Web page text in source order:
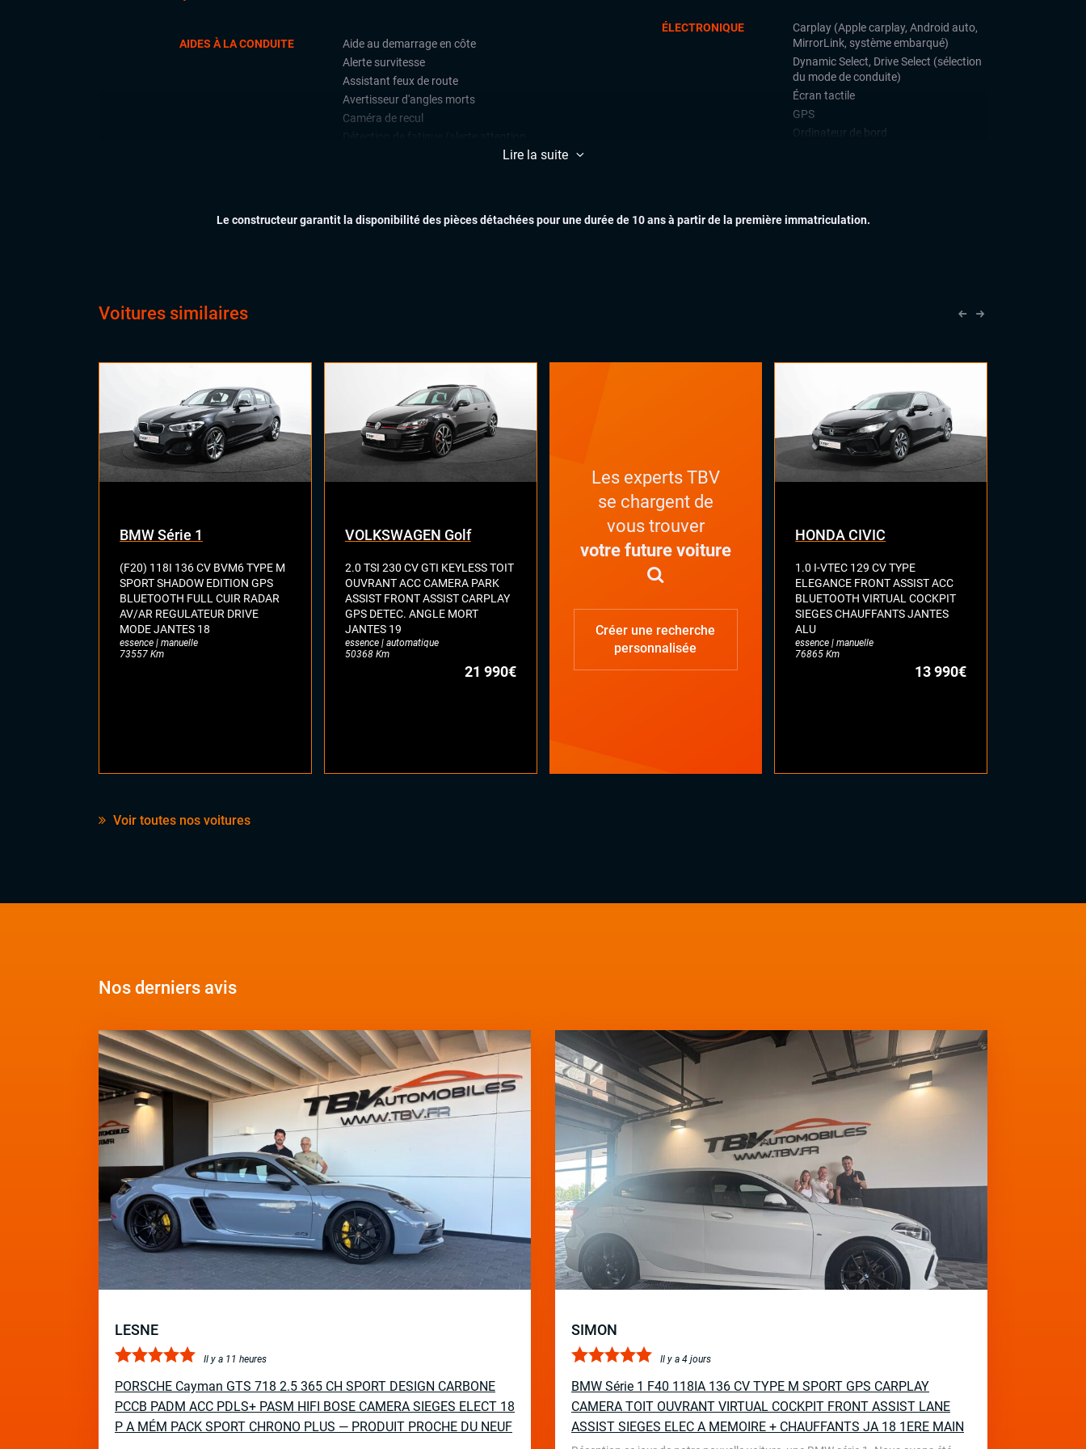
AIDES À LA CONDUITE
Aide au demarrage en côte
Alerte survitesse
Assistant feux de route
Avertisseur d'angles morts
Caméra de recul
arrière
Sièges électriques à mémoire
Virtual cockpit (live cockpit, compteur
digital)
Volant multifonctions
ÉLECTRONIQUE
Carplay (Apple carplay, Android auto,
MirrorLink, système embarqué)
Dynamic Select, Drive Select (sélection
du mode de conduite)
Écran tactile
GPS
Ordinateur de bord
Palettes au volant
Rétroviseur intérieur jour/nuit
automatique
Rétroviseurs électriques
Lire la suite
Le constructeur garantit la disponibilité des pièces détachées pour une durée de 10 ans à partir de la première immatriculation.
Voitures similaires
BMW Série 1
(F20) 118I 136 CV BVM6 TYPE M
SPORT SHADOW EDITION GPS
BLUETOOTH FULL CUIR RADAR
AV/AR REGULATEUR DRIVE
MODE JANTES 18
essence | manuelle
73557 Km
VOLKSWAGEN Golf
2.0 TSI 230 CV GTI KEYLESS TOIT
OUVRANT ACC CAMERA PARK
ASSIST FRONT ASSIST CARPLAY
GPS DETEC. ANGLE MORT
JANTES 19
essence | automatique
50368 Km
21 990€
Les experts TBV
se chargent de
vous trouver
votre future voiture
Créer une recherche
personnalisée
HONDA CIVIC
1.0 I-VTEC 129 CV TYPE
ELEGANCE FRONT ASSIST ACC
BLUETOOTH VIRTUAL COCKPIT
SIEGES CHAUFFANTS JANTES
ALU
essence | manuelle
76865 Km
13 990€
Voir toutes nos voitures
Nos derniers avis
LESNE
Il y a 11 heures
PORSCHE Cayman GTS 718 2.5 365 CH SPORT DESIGN CARBONE
PCCB PADM ACC PDLS+ PASM HIFI BOSE CAMERA SIEGES ELECT 18
P A MÉM PACK SPORT CHRONO PLUS — PRODUIT PROCHE DU NEUF
SIMON
Il y a 4 jours
BMW Série 1 F40 118IA 136 CV TYPE M SPORT GPS CARPLAY
CAMERA TOIT OUVRANT VIRTUAL COCKPIT FRONT ASSIST LANE
ASSIST SIEGES ELEC A MEMOIRE + CHAUFFANTS JA 18 1ERE MAIN